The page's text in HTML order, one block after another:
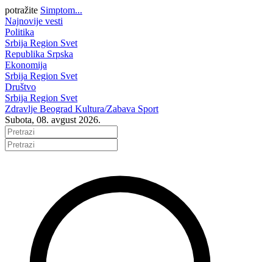
potražite Simptom...
Najnovije vesti
Politika
Srbija Region Svet
Republika Srpska
Ekonomija
Srbija Region Svet
Društvo
Srbija Region Svet
Zdravlje Beograd Kultura/Zabava Sport
Subota, 08. avgust 2026.